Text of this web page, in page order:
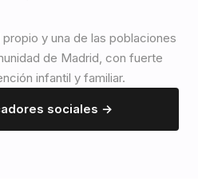
y una de las poblaciones
de Madrid, con fuerte
infantil y familiar.
sociales →